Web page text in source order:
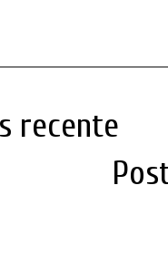
recente